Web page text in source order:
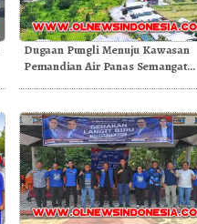
Dugaan Pungli Menuju Kawasan
Pemandian Air Panas Semangat